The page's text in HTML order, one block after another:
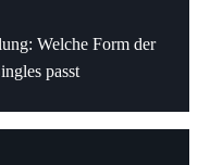
Welche Form der
passt